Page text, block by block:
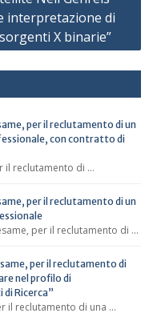
interpretazione di
X binarie”
per il reclutamento di un
con contratto di
il reclutamento di …
per il reclutamento di un
per il reclutamento di …
per il reclutamento di
nel profilo di
Ricerca”
il reclutamento di una …